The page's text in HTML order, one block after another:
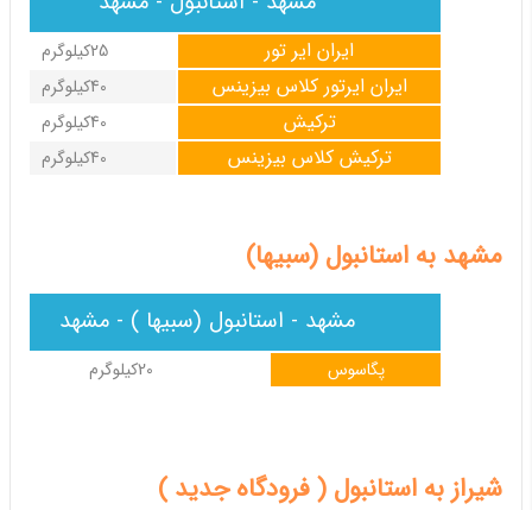
25کیلوگرم ایران ایر تور
40کیلوگرم ایران ایرتور کلاس بیزینس
40کیلوگرم ترکیش
40کیلوگرم ترکیش کلاس بیزینس
مشهد به استانبول (سبیها)
مشهد - استانبول (سبیها ) - مشهد
20کیلوگرم پگاسوس
شیراز به استانبول ( فرودگاه جدید )